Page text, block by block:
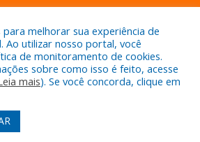
a Câmara Municipal de Uruará.
Área Administrativa
melhorar sua experiência de
Ao utilizar nosso portal, você
de monitoramento de cookies.
sobre como isso é feito, acesse
mais). Se você concorda, clique em